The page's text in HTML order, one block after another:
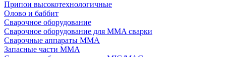
Припои высокотехнологичные
Олово и баббит
Сварочное оборудование
Сварочное оборудование для MMA сварки
Сварочные аппараты MMA
Запасные части MMA